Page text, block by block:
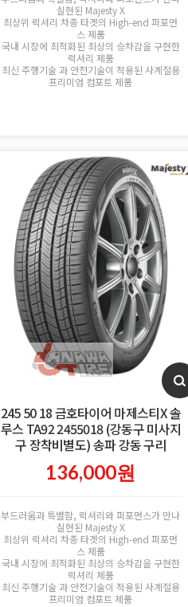
실현된 Majesty X
최상위 럭셔리 차종 타겟의 High-end 퍼포먼
스 제품
국내 시장에 최적화된 최상의 승차감을 구현한
럭셔리 제품
최신 주행기술 과 안전기술이 적용된 사계절용
프리미엄 컴포트 제품
245 50 18 금호타이어 마제스티X 솔
루스 TA92 2455018 (강동구 미사지
구 장착비별도) 송파 강동 구리
136,000원
부드러움과 특별함, 럭셔리와 퍼포먼스가 만나
실현된 Majesty X
최상위 럭셔리 차종 타겟의 High-end 퍼포먼
스 제품
국내 시장에 최적화된 최상의 승차감을 구현한
럭셔리 제품
최신 주행기술 과 안전기술이 적용된 사계절용
프리미엄 컴포트 제품